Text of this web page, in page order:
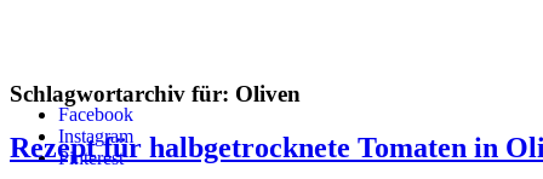
Facebook
Instagram
Pinterest
Schlagwortarchiv für: Oliven
Rezept für halbgetrocknete Tomaten in